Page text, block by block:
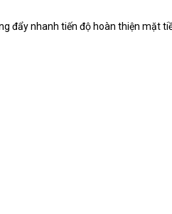
đẩy nhanh tiến độ hoàn thiện mặt